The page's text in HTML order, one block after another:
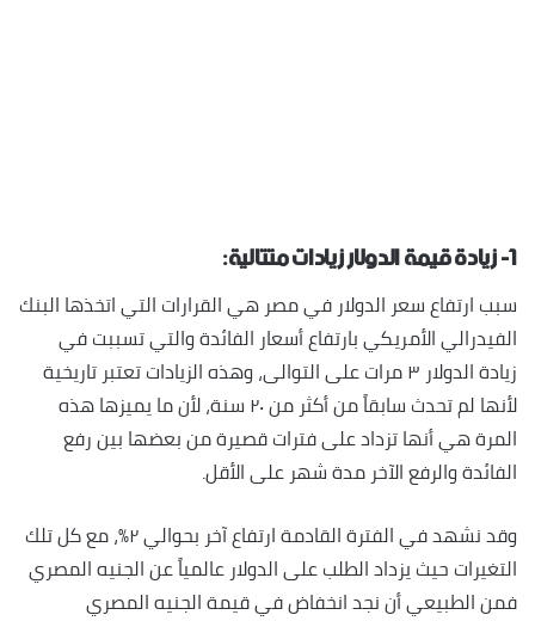
١- زيادة قيمة الدولار زيادات متتالية:
سبب ارتفاع سعر الدولار في مصر هي القرارات التي اتخذها البنك
الفيدرالي الأمريكي بارتفاع أسعار الفائدة والتي تسببت في
زيادة الدولار ٣ مرات على التوالى، وهذه الزيادات تعتبر تاريخية
لأنها لم تحدث سابقاً من أكثر من ٢٠ سنة، لأن ما يميزها هذه
المرة هي أنها تزداد على فترات قصيرة من بعضها بين رفع
الفائدة والرفع الآخر مدة شهر على الأقل.
وقد نشهد في الفترة القادمة ارتفاع آخر بحوالي ٢٪، مع كل تلك
التغيرات حيث يزداد الطلب على الدولار عالمياً عن الجنيه المصري
فمن الطبيعي أن نجد انخفاض في قيمة الجنيه المصري